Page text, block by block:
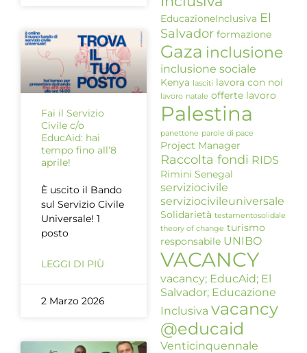
Fai il Servizio
Civile c/o
EducAid: hai
tempo fino all’8
aprile!
È uscito il Bando
sul Servizio Civile
Universale! 1
posto
LEGGI DI PIÙ
2 Marzo 2026
EducazioneInclusiva El
Salvador formazione
Gaza inclusione
inclusione sociale
Kenya lasciti lavora con noi
lavoro natale offerte lavoro
Palestina
panettone parole di pace
Project Manager
Raccolta fondi RIDS
Rimini Senegal
serviziocivile
serviziocivileuniversale
Solidarietà testamentosolidale
theory of change turismo
responsabile UNIBO
VACANCY
vacancy; EducAid; El
Salvador; Educazione
Inclusiva vacancy
@educaid
Venticinquennale